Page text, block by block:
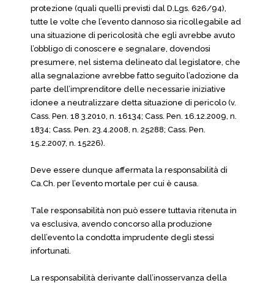
protezione (quali quelli previsti dal D.Lgs. 626/94),
tutte le volte che l’evento dannoso sia ricollegabile ad
una situazione di pericolosità che egli avrebbe avuto
l’obbligo di conoscere e segnalare, dovendosi
presumere, nel sistema delineato dal legislatore, che
alla segnalazione avrebbe fatto seguito l’adozione da
parte dell’imprenditore delle necessarie iniziative
idonee a neutralizzare detta situazione di pericolo (v.
Cass. Pen. 18 3.2010, n. 16134; Cass. Pen. 16.12.2009, n.
1834; Cass. Pen. 23.4.2008, n. 25288; Cass. Pen.
15.2.2007, n. 15226).
Deve essere dunque affermata la responsabilità di
Ca.Ch. per l’evento mortale per cui è causa.
Tale responsabilità non può essere tuttavia ritenuta in
va esclusiva, avendo concorso alla produzione
dell’evento la condotta imprudente degli stessi
infortunati.
La responsabilità derivante dall’inosservanza della